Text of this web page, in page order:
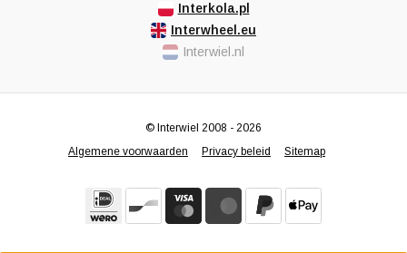
Interkola.pl
Interwheel.eu
Interwiel.nl
Algemene voorwaarden Privacy beleid Sitemap
© Interwiel 2008 - 2026